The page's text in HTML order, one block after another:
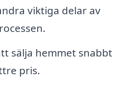
viktiga delar av
sälja hemmet snabbt
pris.